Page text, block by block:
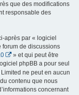
que des modifications
responsable des
après par « logiciel
forum de discussions
» et qui peut être
phpBB a pour seul
ne peut en aucun
contenu que nous
concernant